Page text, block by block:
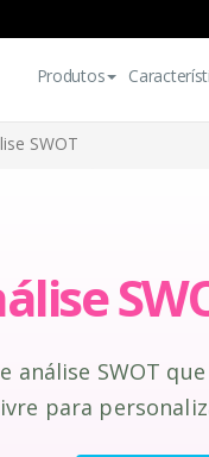
Produtos
SWOT
análise SWOT
para